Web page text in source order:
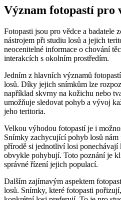
Význam fotopastí pro
Fotopasti jsou pro vědce a badatele
nástrojem při studiu losů a jejich
neocenitelné informace o chování
interakcích s okolním prostředím.
Jedním z hlavních významů
losů. Díky jejich snímkům lze
například skvrny na kožichu nebo
umožňuje sledovat pohyb a vývoj
jeho teritoria.
Velkou výhodou fotopastí je i
Snímky zachycující pohyb losů
přírodě si jednotliví losi ponechávají
obvykle pohybují. Toto poznání je
správné řízení jejich populací.
Dalším zajímavým aspektem
losů. Snímky, které fotopasti